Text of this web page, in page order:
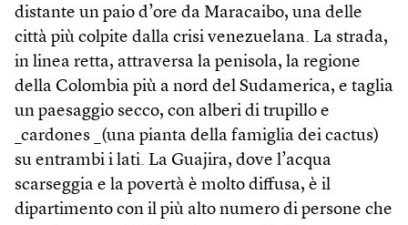
distante un paio d’ore da Maracaibo, una delle
città più colpite dalla crisi venezuelana. La strada,
in linea retta, attraversa la penisola, la regione
della Colombia più a nord del Sudamerica, e taglia
un paesaggio secco, con alberi di trupillo e
_cardones _(una pianta della famiglia dei cactus)
su entrambi i lati. La Guajira, dove l’acqua
scarseggia e la povertà è molto diffusa, è il
dipartimento con il più alto numero di persone che